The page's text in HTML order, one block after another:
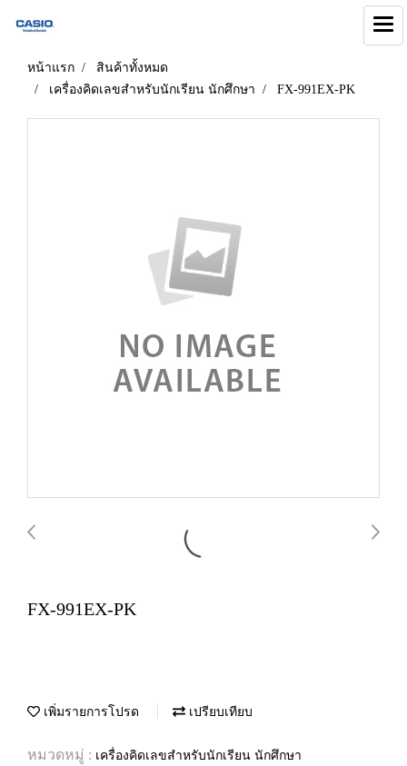
หน้าแรก
สินค้าทั้งหมด
เครื่องคิดเลขสำหรับนักเรียน นักศึกษา
FX-991EX-PK
FX-991EX-PK
เพิ่มรายการโปรด เปรียบเทียบ
หมวดหมู่ : เครื่องคิดเลขสำหรับนักเรียน นักศึกษา